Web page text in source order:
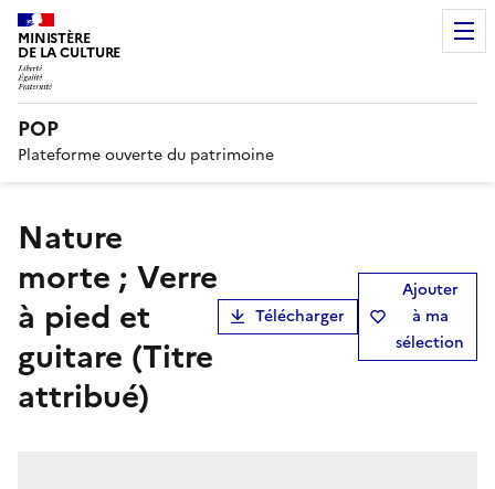
MINISTÈRE
DE LA CULTURE
POP
Plateforme ouverte du patrimoine
Nature
morte ; Verre
à pied et
guitare (Titre
attribué)
Télécharger
Ajouter
à ma
sélection